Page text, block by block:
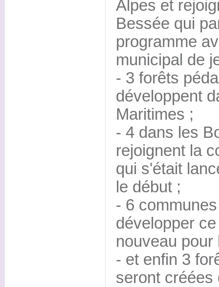
Alpes et
Bessée qui
programme
municipal de
- 3 forêts
développent
Maritimes ;
- 4 dans les
rejoignent la
qui s'était
le début ;
- 6
développer
nouveau pour
- et enfin 3
seront créées